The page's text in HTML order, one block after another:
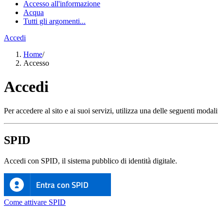
Accesso all'informazione
Acqua
Tutti gli argomenti...
Accedi
Home/
Accesso
Accedi
Per accedere al sito e ai suoi servizi, utilizza una delle seguenti
SPID
Accedi con SPID, il sistema pubblico di identità digitale.
Entra con SPID
Come attivare SPID